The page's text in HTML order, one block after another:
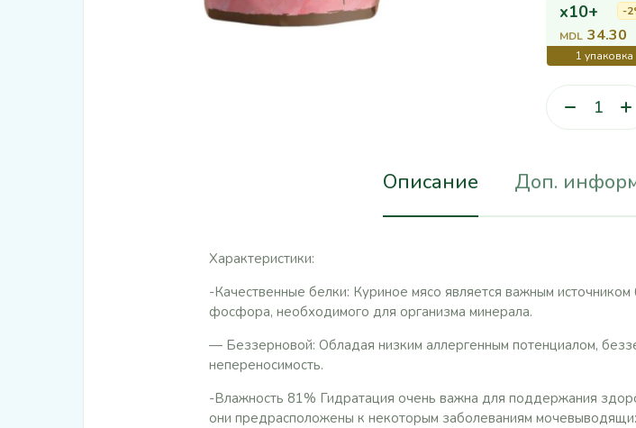
x10+
MDL 34.30
-
Описание Доп.
Характеристики:
-Качественные белки: Куриное мясо является важным
фосфора, необходимого для организма минерала.
— Беззерновой: Обладая низким аллергенным потенциалом,
непереносимость.
-Влажность 81% Гидратация очень важна для поддержания
они предрасположены к некоторым заболеваниям